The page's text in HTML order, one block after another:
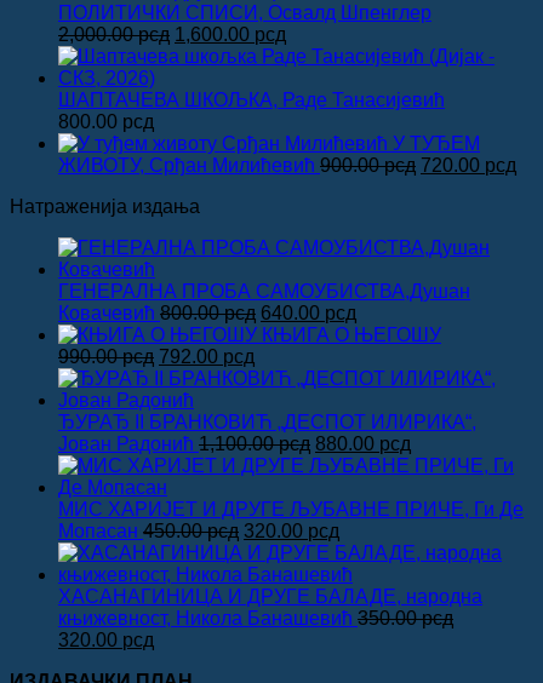
ПОЛИТИЧКИ СПИСИ, Освалд Шпенглер
2,000.00рсд Оригинална
цена
била:
1,600.00 рсд
цена
1,600.00 рсд.
ШАПТАЧЕВА ШКОЉКА, Раде Танасијевић
800.00 рсд
У ТУЂЕМ
ЖИВОТУ, Срђан Милићевић 900.00рсд Оригинална
900.00 рсд.
720.00 рсд
Натраженија издања
ГЕНЕРАЛНА ПРОБА САМОУБИСТВА,Душан
Ковачевић 800.00рсд Оригинална
цена
била:
640.00 рсд
цена
640.00 рсд.
КЊИГА О ЊЕГОШУ
990.00рсд Оригинална
цена
је
била:
990.00 рсд.
792.00 рсд
цена
792.00 рсд.
ЂУРАЂ II БРАНКОВИЋ „ДЕСПОТ ИЛИРИКА“,
Јован Радонић 1,100.00рсд Оригинална
цена
била:
1,100.00 рсд.
880.00 рсд
цена
880.00 рсд.
МИС ХАРИЈЕТ И ДРУГЕ ЉУБАВНЕ ПРИЧЕ, Ги Де
Мопасан 450.00рсд Оригинална
цена
је
била:
450.00 рсд.
320.00 рсд
цена
је:
320.00 рсд.
ХАСАНАГИНИЦА И ДРУГЕ БАЛАДЕ, народна
књижевност, Никола Банашевић 350.00рсд
Оригинална
320.00 рсд